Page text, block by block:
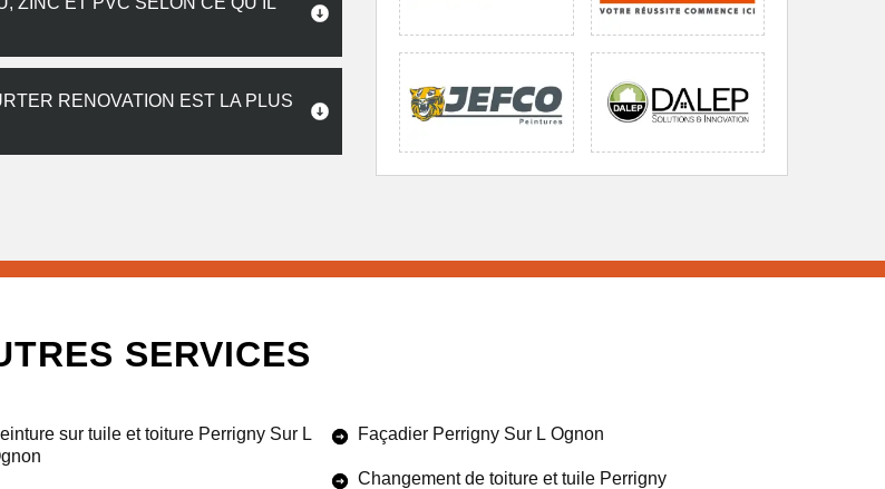
RENOVATION EST LA PLUS
SERVICES
sur tuile et toiture Perrigny Sur L
Façadier Perrigny Sur L Ognon
Changement de toiture et tuile Perrigny